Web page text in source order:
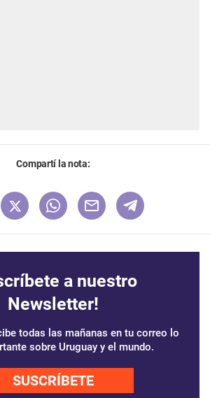
Compartí la nota:
a nuestro
Newsletter!
todas las mañanas en tu correo lo
sobre Uruguay y el mundo.
SUSCRÍBETE